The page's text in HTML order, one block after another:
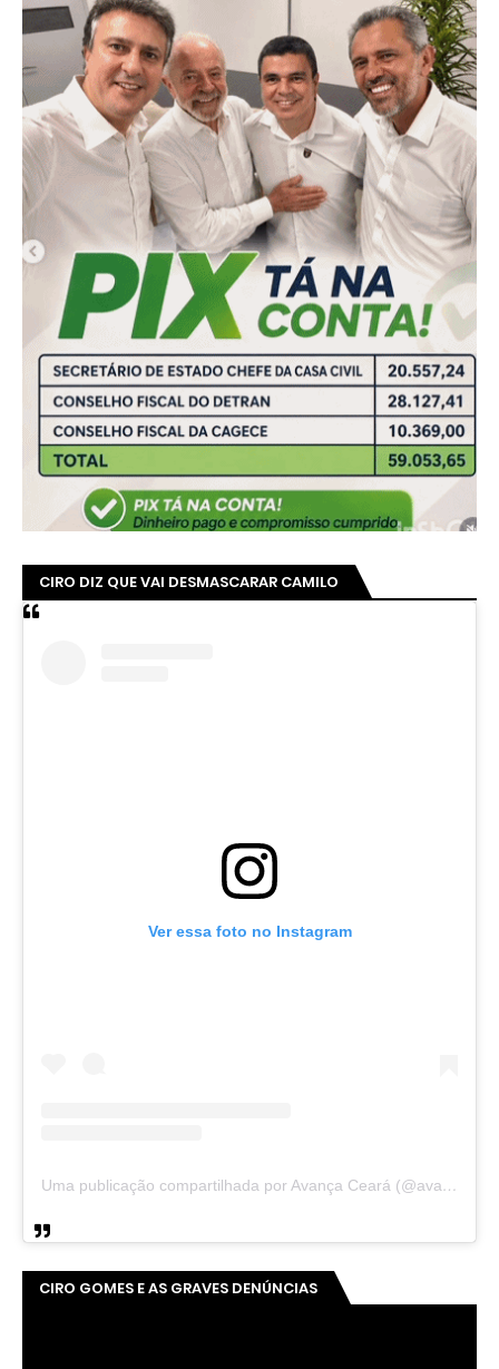
CIRO DIZ QUE VAI DESMASCARAR CAMILO
Ver essa foto no Instagram
Uma publicação compartilhada por Avança Ceará (@avancaceara)
CIRO GOMES E AS GRAVES DENÚNCIAS